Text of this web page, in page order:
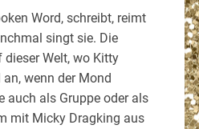
Word, schreibt, reimt
singt sie. Die
dieser Welt, wo Kitty
wenn der Mond
auch als Gruppe oder als
mit Micky Dragking aus